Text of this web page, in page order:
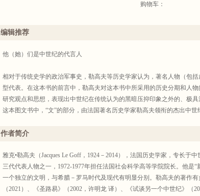
购物车：
编辑推荐
他（她）们是中世纪的代言人
相对于传统史学的政治军事史，勒高夫等历史学家认为，著名人物（包
型代表。在这本书的前言中，勒高夫对这本书中所采用的历史分期和人
研究观点和思想，表现出中世纪在传统认为的黑暗压抑印象之外的、极具
这本图文书中，“文”的部分，由法国著名历史学家勒高夫领衔的杰出中世
作者简介
雅克•勒高夫（Jacques Le Goff，1924－2014），法国历史学家，专长于
三代代表人物之一，1972-1977年担任法国社会科学高等学院院长。他是
一个独立的文明，与希腊－罗马时代及现代有明显分别。勒高夫的著作有
（2021）、《圣路易》（2002，许明龙 译）、《试谈另一个中世纪》（